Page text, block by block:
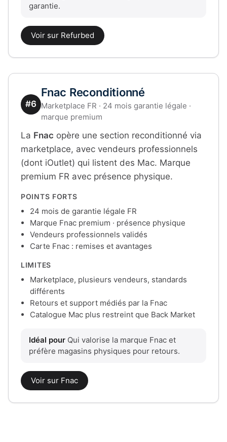
garantie.
Voir sur Refurbed
#6
Fnac Reconditionné
Marketplace FR · 24 mois garantie légale ·
marque premium
La Fnac opère une section reconditionné via
marketplace, avec vendeurs professionnels
(dont iOutlet) qui listent des Mac. Marque
premium FR avec présence physique.
POINTS FORTS
24 mois de garantie légale FR
Marque Fnac premium · présence physique
Vendeurs professionnels validés
Carte Fnac : remises et avantages
LIMITES
Marketplace, plusieurs vendeurs, standards
différents
Retours et support médiés par la Fnac
Catalogue Mac plus restreint que Back Market
Idéal pour Qui valorise la marque Fnac et
préfère magasins physiques pour retours.
Voir sur Fnac